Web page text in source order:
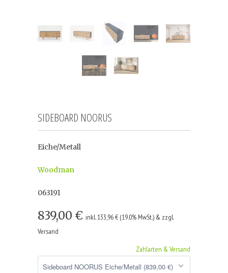
SIDEBOARD NOORUS
Eiche/Metall
Woodman
063191
839,00 € inkl. 133,96 € (19.0% MwSt.) & zzgl.
Versand
Zahlarten & Versand